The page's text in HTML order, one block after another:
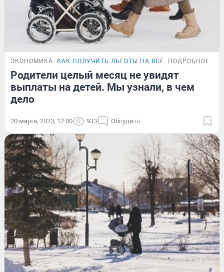
ЭКОНОМИКА КАК ПОЛУЧИТЬ ЛЬГОТЫ НА ВСЁ ПОДРОБНОСТИ
Родители целый месяц не увидят
выплаты на детей. Мы узнали, в чем
дело
20 марта, 2023, 12:00 933 Обсудить